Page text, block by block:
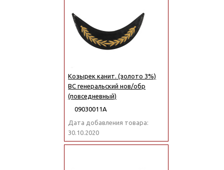
Козырек канит. (золото 3%)
ВС генеральский нов/обр
(повседневный)
09030011А
Дата добавления товара:
30.10.2020